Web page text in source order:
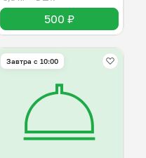
500 ₽
Завтра c 10:00